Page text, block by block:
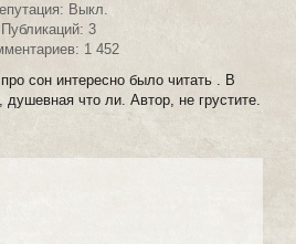
Выкл.
Публикаций: 3
1 452
сон интересно было читать . В
душевная что ли. Автор, не грустите.